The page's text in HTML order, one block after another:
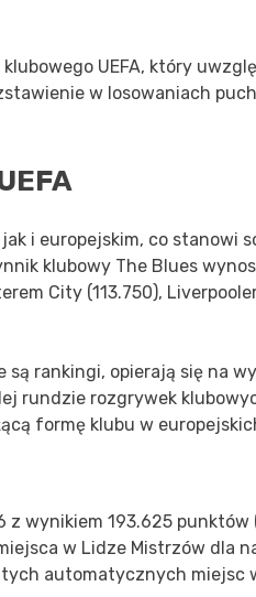
UEFA, który
w losowaniach
i europejskim, co stanowi
klubowy The Blues
City (113.750),
rankingi, opierają się na
rundzie rozgrywek
formę klubu w
wynikiem 193.625 punktów
w Lidze Mistrzów dla
automatycznych miejsc